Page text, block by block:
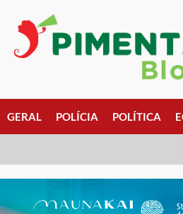
GERAL POLÍCIA POLÍTICA